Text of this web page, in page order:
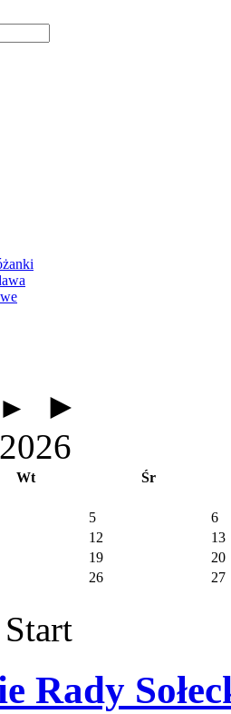
►
Wt Śr
5
6
12
13
19
20
26
27
Start
Rady